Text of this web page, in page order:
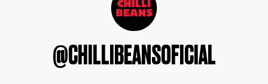
@CHILLIBEANSOFICIAL